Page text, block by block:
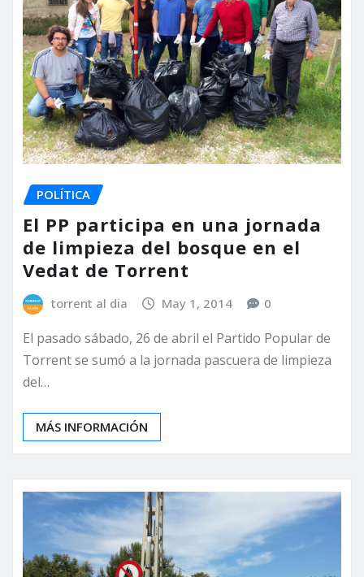
POLÍTICA
El PP participa en una jornada
de limpieza del bosque en el
Vedat de Torrent
torrent al dia May 1, 2014 0
El pasado sábado, 26 de abril el Partido Popular de
Torrent se sumó a la jornada pascuera de limpieza
del…
MÁS INFORMACIÓN